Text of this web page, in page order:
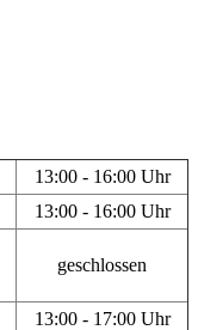
13:00 - 16:00 Uhr
13:00 - 16:00 Uhr
geschlossen
13:00 - 17:00 Uhr